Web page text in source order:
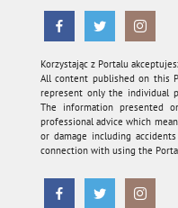
Korzystając z Portalu
All content published on this
represent only the individual
The information presented
professional advice which
or damage including
connection with using the